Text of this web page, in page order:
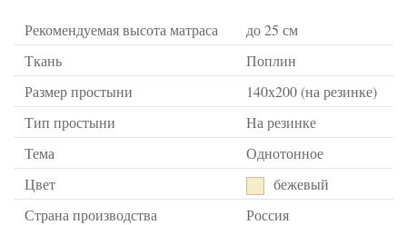
Рекомендуемая высота матраса
до 25 см
Ткань
Поплин
Размер простыни
140х200 (на резинке)
Тип простыни
На резинке
Тема
Однотонное
Цвет
бежевый
Страна производства
Россия